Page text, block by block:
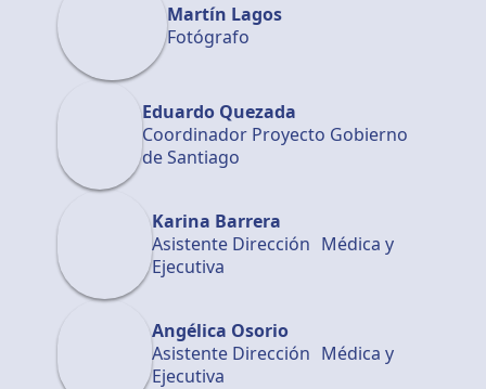
Martín Lagos
Fotógrafo
Eduardo Quezada
Coordinador Proyecto Gobierno
de Santiago
Karina Barrera
Asistente Dirección Médica y
Ejecutiva
Angélica Osorio
Asistente Dirección Médica y
Ejecutiva